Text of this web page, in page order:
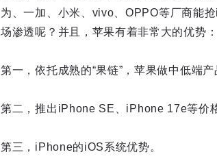
为、一加、小米、vivo、OPPO等厂商能
场渗透呢？并且，苹果有着非常大的优势：
第一，依托成熟的“果链”，苹果做中低端产
第二，推出iPhone SE、iPhone 17e等价
第三，iPhone的iOS系统优势。